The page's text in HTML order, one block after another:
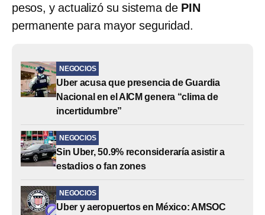
pesos, y actualizó su sistema de PIN
permanente para mayor seguridad.
NEGOCIOS
Uber acusa que presencia de Guardia
Nacional en el AICM genera “clima de
incertidumbre”
NEGOCIOS
Sin Uber, 50.9% reconsideraría asistir a
estadios o fan zones
NEGOCIOS
Uber y aeropuertos en México: AMSOC